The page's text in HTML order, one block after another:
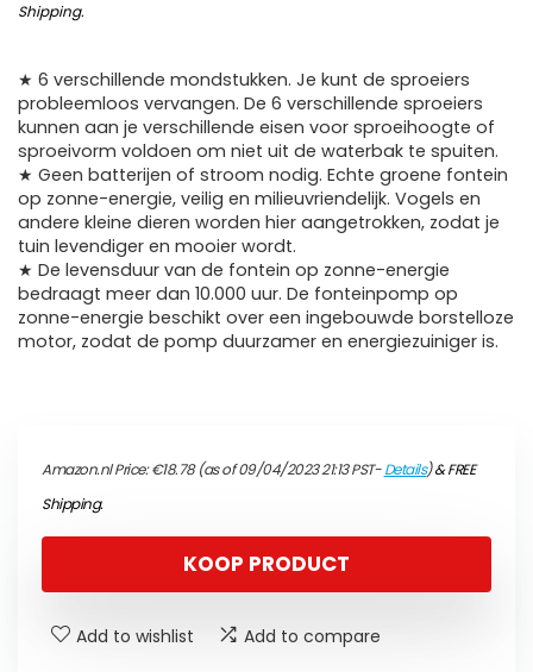
Shipping.
★ 6 verschillende mondstukken. Je kunt de sproeiers
probleemloos vervangen. De 6 verschillende sproeiers
kunnen aan je verschillende eisen voor sproeihoogte of
sproeivorm voldoen om niet uit de waterbak te spuiten.
★ Geen batterijen of stroom nodig. Echte groene fontein
op zonne-energie, veilig en milieuvriendelijk. Vogels en
andere kleine dieren worden hier aangetrokken, zodat je
tuin levendiger en mooier wordt.
★ De levensduur van de fontein op zonne-energie
bedraagt meer dan 10.000 uur. De fonteinpomp op
zonne-energie beschikt over een ingebouwde borstelloze
motor, zodat de pomp duurzamer en energiezuiniger is.
Amazon.nl Price:€18.78(as of 09/04/2023 21:13 PST-Details)&FREE
Shipping.
KOOP PRODUCT
Add to wishlist Add to compare